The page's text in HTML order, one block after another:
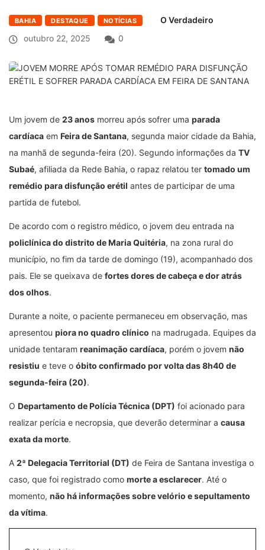
BAHIA DESTAQUE NOTÍCIAS
O Verdadeiro
outubro 22, 2025
0
Um jovem de 23 anos morreu após sofrer uma parada
cardíaca em Feira de Santana, segunda maior cidade da Bahia,
na manhã de segunda-feira (20). Segundo informações da TV
Subaé, afiliada da Rede Bahia, o rapaz relatou ter tomado um
remédio para disfunção erétil antes de participar de uma
partida de futebol.
De acordo com o registro médico, o jovem deu entrada na
policlínica do distrito de Maria Quitéria, na zona rural do
município, no fim da tarde de domingo (19), acompanhado dos
pais. Ele se queixava de fortes dores de cabeça e dor atrás
dos olhos.
Durante a noite, o paciente permaneceu em observação, mas
apresentou piora no quadro clínico na madrugada. Equipes da
unidade tentaram reanimação cardíaca, porém o jovem não
resistiu e teve o óbito confirmado por volta das 8h40 de
segunda-feira (20).
O Departamento de Polícia Técnica (DPT) foi acionado para
realizar perícia e necropsia, que deverão determinar a causa
exata da morte.
A 2ª Delegacia Territorial (DT) de Feira de Santana investiga o
caso, que foi registrado como morte a esclarecer. Até o
momento, não há informações sobre velório e sepultamento
da vítima.